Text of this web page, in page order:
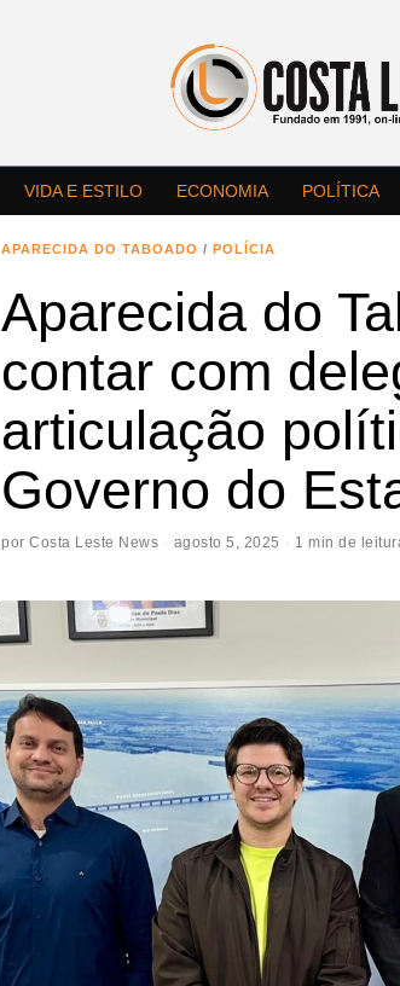
VIDA E ESTILO ECONOMIA POLÍTICA
APARECIDA DO TABOADO / POLÍCIA
Aparecida do
contar com
articulação
Governo do
por Costa Leste News agosto 5, 2025 1 min de